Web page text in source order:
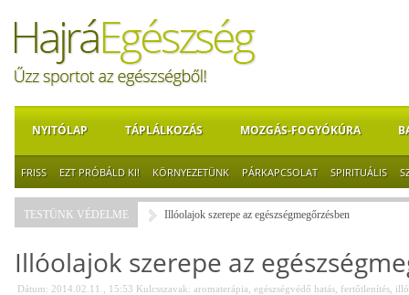
NYITÓLAP TÁPLÁLKOZÁS MOZGÁS-FOGYÓKÚRA
FRISS EZT PRÓBÁLD KI! KÖRNYEZETÜNK PÁRKAPCSOLAT SPIRITUÁLIS
TESTÜNK VÉDELME Illóolajok szerepe az egészségmegőrzésben
Illóolajok szerepe az
Dátum: 2014.02.11., 15:53 Kulcsszavak: aromaterápia egészségvédő hatás fertőtlenítés